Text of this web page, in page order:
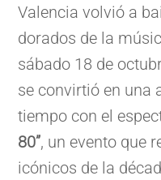
Valencia volvió a
dorados de la
sábado 18 de
se convirtió en una
tiempo con el
80”, un evento que
icónicos de la